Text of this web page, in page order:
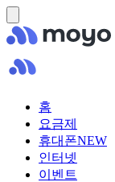
홈
요금제
휴대폰NEW
인터넷
이벤트